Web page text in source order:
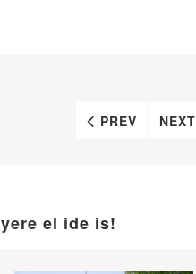
PREV NEXT
el ide is!